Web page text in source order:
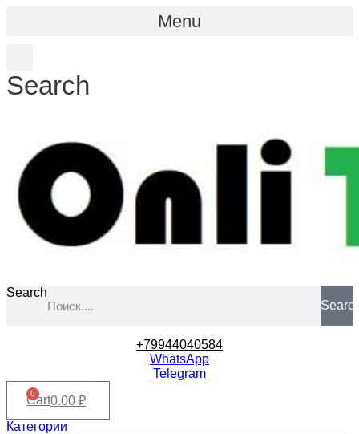
Menu
Search
Search
+79944040584
WhatsApp
Telegram
0.00 ₽
0
Cart
Категории